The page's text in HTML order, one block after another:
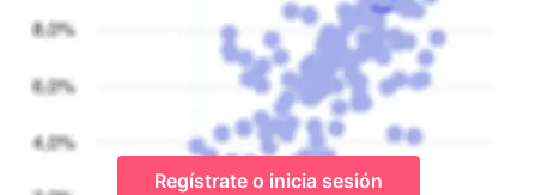
Regístrate o inicia sesión